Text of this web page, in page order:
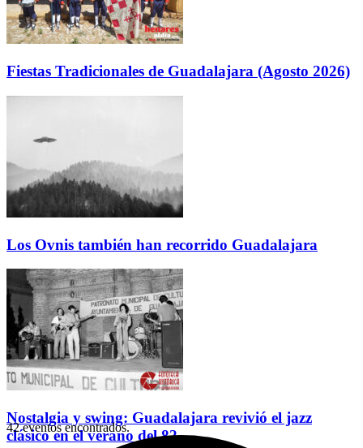
Fiestas Tradicionales de Guadalajara (Agosto 2026)
Los Ovnis también han recorrido Guadalajara
Nostalgia y swing: Guadalajara revivió el jazz
clásico en el verano del 82
42 eventos encontrados.